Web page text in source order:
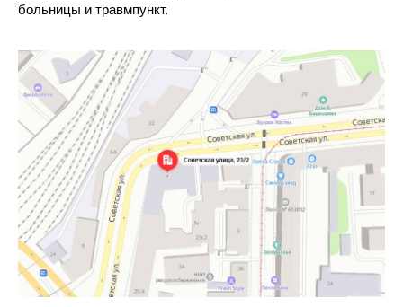
больницы и травмпункт.